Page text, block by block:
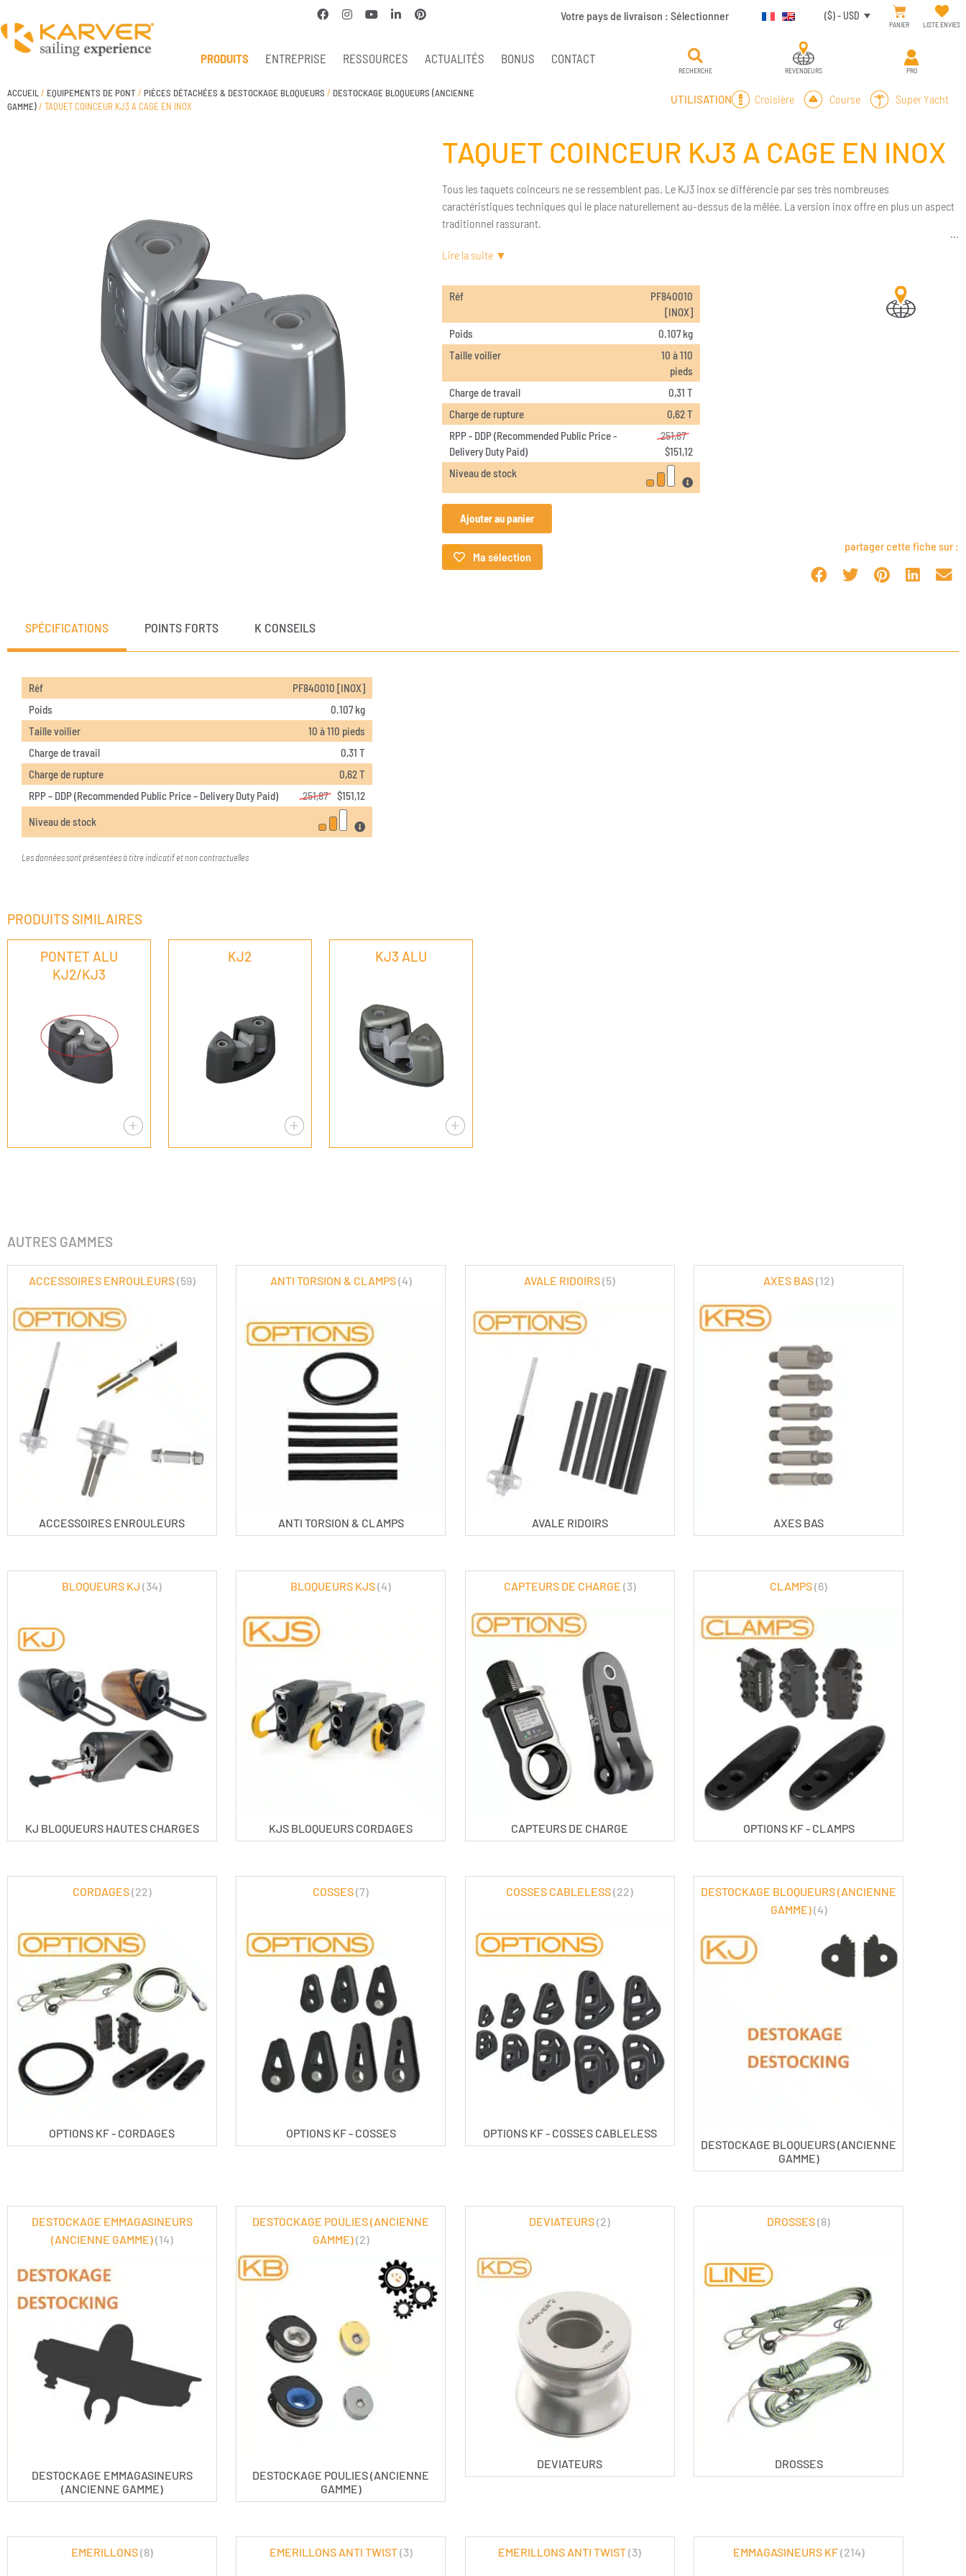
Votre pays de livraison : Sélectionner ($) - USD
PANIER LISTE ENVIES
PRODUITS ENTREPRISE RESSOURCES ACTUALITÉS BONUS CONTACT
RECHERCHE REVENDEURS PRO
ACCUEIL / EQUIPEMENTS DE PONT/ PIÈCES DÉTACHÉES & DESTOCKAGE BLOQUEURS / DESTOCKAGE BLOQUEURS (ANCIENNE
GAMME)/ TAQUET COINCEUR KJ3 A CAGE EN INOX
UTILISATION Croisière Course Super Yacht
TAQUET COINCEUR KJ3 A CAGE EN INOX
Tous les taquets coinceurs ne se ressemblent pas. Le KJ3 inox se différencie par ses très nombreuses
caractéristiques techniques qui le place naturellement au-dessus de la mêlée. La version inox offre en plus un aspect
traditionnel rassurant.
Réf
PF840010
[INOX]
Poids
0.107 kg
Taille voilier
10 à 110
pieds
Charge de travail
0,31 T
Charge de rupture
0,62 T
RPP - DDP (Recommended Public Price -
Delivery Duty Paid)
251,87
$151,12
Niveau de stock
Ajouter au panier
Ma sélection
partager cette fiche sur :
SPÉCIFICATIONS POINTS FORTS K CONSEILS
Réf
PF840010 [INOX]
Poids
0.107 kg
Taille voilier
10 à 110 pieds
Charge de travail
0,31 T
Charge de rupture
0,62 T
RPP – DDP (Recommended Public Price – Delivery Duty Paid)
251,87 $151,12
Niveau de stock
Les données sont présentées à titre indicatif et non contractuelles
PRODUITS SIMILAIRES
PONTET ALU
KJ2/KJ3
KJ2 KJ3 ALU
AUTRES GAMMES
ACCESSOIRES ENROULEURS
ACCESSOIRES ENROULEURS(59)
ANTI TORSION & CLAMPS
ANTI TORSION & CLAMPS(4)
AVALE RIDOIRS
AVALE RIDOIRS(5)
AXES BAS
AXES BAS(12)
KJ BLOQUEURS HAUTES CHARGES
BLOQUEURS KJ(34)
KJS BLOQUEURS CORDAGES
BLOQUEURS KJS(4)
CAPTEURS DE CHARGE
CAPTEURS DE CHARGE (3)
OPTIONS KF - CLAMPS
CLAMPS(6)
OPTIONS KF - CORDAGES
CORDAGES(22)
OPTIONS KF - COSSES
COSSES(7)
OPTIONS KF - COSSES CABLELESS
COSSES CABLELESS(22)
DESTOCKAGE BLOQUEURS (ANCIENNE
GAMME)
DESTOCKAGE BLOQUEURS (ANCIENNE
GAMME)(4)
DESTOCKAGE EMMAGASINEURS
(ANCIENNE GAMME)
DESTOCKAGE EMMAGASINEURS
(ANCIENNE GAMME)(14)
DESTOCKAGE POULIES (ANCIENNE
GAMME)
DESTOCKAGE POULIES (ANCIENNE
GAMME)(2)
DEVIATEURS
DEVIATEURS(2)
DROSSES
DROSSES(8)
EMERILLONS(8) EMERILLONS ANTI TWIST(3) EMERILLONS ANTI TWIST(3) EMMAGASINEURS KF(214)